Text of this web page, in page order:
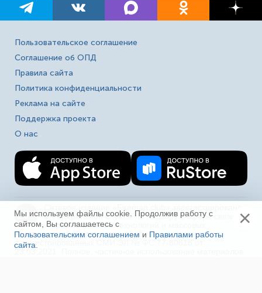
Пользовательское соглашение
Соглашение об ОПД
Правила сайта
Политика конфиденциальности
Реклама на сайте
Поддержка проекта
О нас
16+
в Федеральной службе по надзору в сфере связи,
информационных технологий и массовых
коммуникаций (Роскомнадзор). Выписка из реестра
зарегистрированных СМИ ЭЛ № ФС 77-80618 от
Мы используем файлы cookie. Продолжив работу с
сайтом, Вы соглашаетесь с
Пользовательским соглашением и Правилами работы
сайта
×